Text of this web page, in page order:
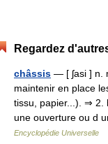
Regardez
châssis — [ ʃasi ] n.
maintenir en place
tissu, papier...). ⇒ 2.
une ouverture ou d
Encyclopédie Universelle